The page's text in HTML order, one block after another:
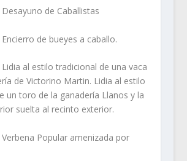
de Caballistas
de bueyes a caballo.
al estilo tradicional de una vaca
de Victorino Martin. Lidia al estilo
un toro de la ganadería Llanos y la
suelta al recinto exterior.
Popular amenizada por